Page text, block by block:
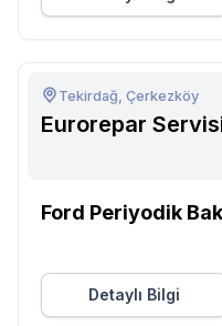
Tekirdağ, Çerkezköy
Eurorepar
Ford Periyodik
Detaylı Bilgi